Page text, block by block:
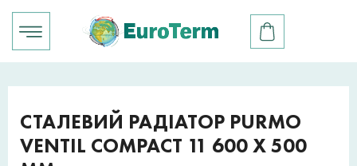
СТАЛЕВИЙ РАДІАТОР PURMO
VENTIL COMPACT 11 600 X 500